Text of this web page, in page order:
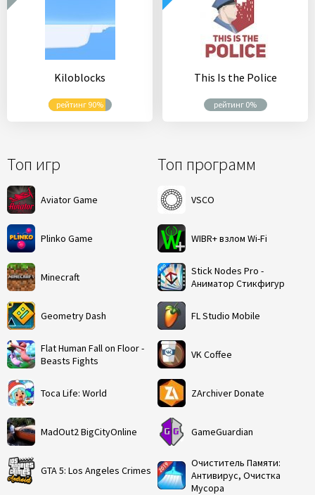
Топ игр
Aviator Game
Plinko Game
Minecraft
Geometry Dash
Flat Human Fall on Floor -
Beasts Fights
Toca Life: World
MadOut2 BigCityOnline
GTA 5: Los Angeles Crimes
Топ программ
VSCO
WIBR+ взлом Wi-Fi
Stick Nodes Pro -
Аниматор Стикфигур
FL Studio Mobile
VK Coffee
ZArchiver Donate
GameGuardian
Очиститель Памяти:
Антивирус, Очистка
Мусора
Kiloblocks
рейтинг 90%
This Is the Police
рейтинг 0%